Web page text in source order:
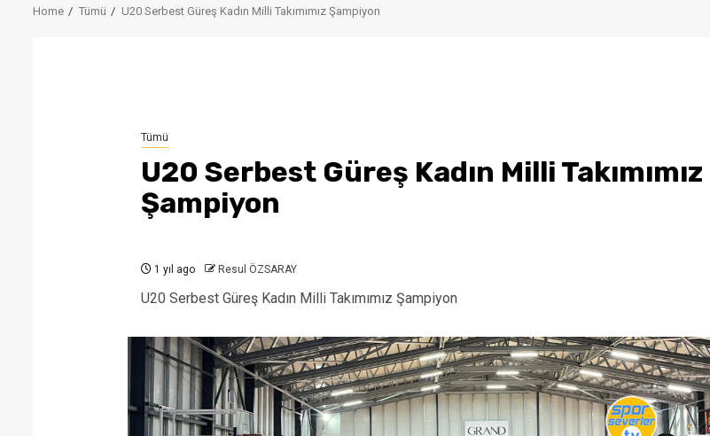
Home Tümü U20 Serbest Güreş Kadın Milli Takımımız Şampiyon
Tümü
U20 Serbest Güreş Kadın Milli Takımımız
Şampiyon
1 yıl ago Resul ÖZSARAY
U20 Serbest Güreş Kadın Milli Takımımız Şampiyon